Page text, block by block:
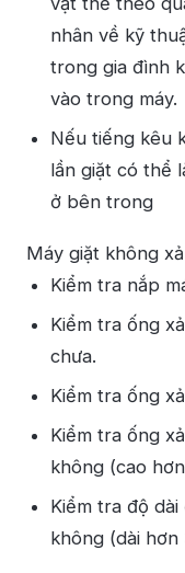
nhân về kỹ
trong gia đình
vào trong máy.
Nếu tiếng kêu
lần giặt có thể
ở bên trong
Máy giặt không
Kiểm tra nắp
Kiểm tra ống
chưa.
Kiểm tra ống
Kiểm tra ống
không (cao
Kiểm tra độ
không (dài hơn